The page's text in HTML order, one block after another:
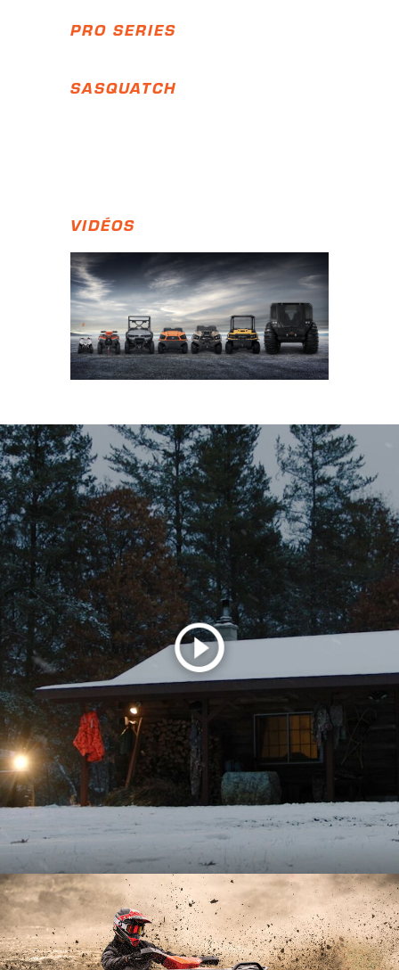
PRO SERIES
SASQUATCH
VIDÉOS